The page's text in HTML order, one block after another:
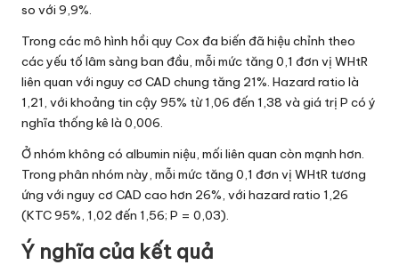
so với 9,9%.
Trong các mô hình hồi quy Cox đa biến đã hiệu chỉnh theo
các yếu tố lâm sàng ban đầu, mỗi mức tăng 0,1 đơn vị WHtR
liên quan với nguy cơ CAD chung tăng 21%. Hazard ratio là
1,21, với khoảng tin cậy 95% từ 1,06 đến 1,38 và giá trị P có ý
nghĩa thống kê là 0,006.
Ở nhóm không có albumin niệu, mối liên quan còn mạnh hơn.
Trong phân nhóm này, mỗi mức tăng 0,1 đơn vị WHtR tương
ứng với nguy cơ CAD cao hơn 26%, với hazard ratio 1,26
(KTC 95%, 1,02 đến 1,56; P = 0,03).
Ý nghĩa của kết quả